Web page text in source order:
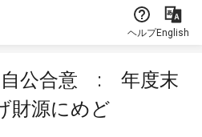
ヘルプEnglish
自公合意 : 年度末
財源にめど